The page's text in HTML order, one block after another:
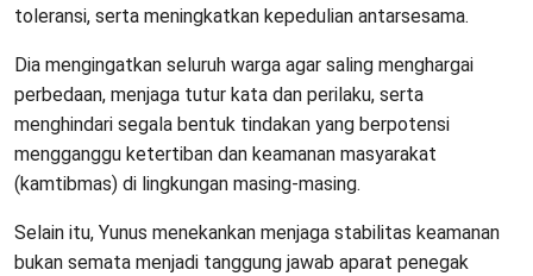
toleransi, serta meningkatkan kepedulian antarsesama.
Dia mengingatkan seluruh warga agar saling menghargai
perbedaan, menjaga tutur kata dan perilaku, serta
menghindari segala bentuk tindakan yang berpotensi
mengganggu ketertiban dan keamanan masyarakat
(kamtibmas) di lingkungan masing-masing.
Selain itu, Yunus menekankan menjaga stabilitas keamanan
bukan semata menjadi tanggung jawab aparat penegak